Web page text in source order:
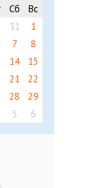
Сб
Вс
31
1
7
8
14
15
21
22
28
29
5 6